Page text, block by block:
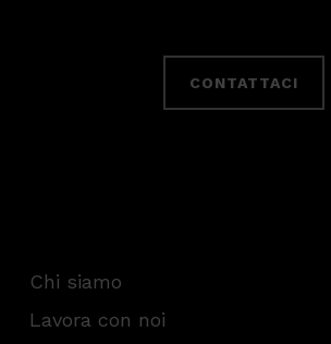
CONTATTACI
Chi siamo
Lavora con noi